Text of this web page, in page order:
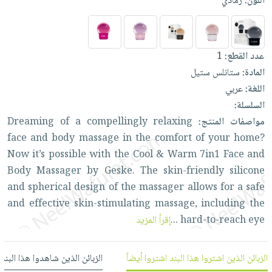
العناية
بالأسنان
الحمية
والتغذية
أدوات
المائدة
الأوعية
والتخزين
أدوات
المطبخ
الأكثر
مبيعاً
العودة
للمدارس
اكسسوارات
كتب
اكسسوارات
منزلية
اكسسوارات
ملابس
مطرزات
حقائب
حلي
عناية
بالذات
شحن
مجاني
بنود
مختارة
اشتراكات
كل
الاشتراكات
صندوق
iKitab
بلا
حدود
بحث
متقدم
نيل
وفرات
عن
الشركة
سياسة
الشركة
حسابك
الأمنيات
عدد القطع:1
المادة:ستانلس ستيل
اللغة:عربي
السلسلة:
مواصفات المنتج:
Dreaming of a compellinglyrelaxing
face andbody massage inthe comfort ofyourhome?
Nowit’s possiblewith the Cool & Warm 7in1 Face and
Body Massagerby Geske. The skin-friendly silicone
and spherical design ofthemassager allows for a safe
and effective skin-stimulating massage,includingthe
hard-to-reacheye
...إقرأ المزيد
الزبائن الذين اشتروا هذا البند اشتروا أيضاً الزبائن الذين شاهدوا هذا